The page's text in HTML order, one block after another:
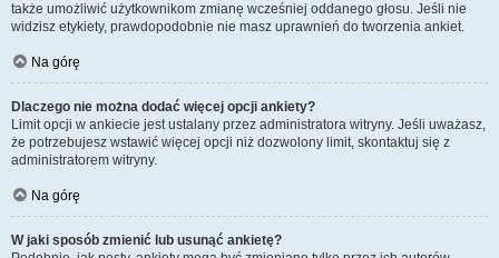
także umożliwić użytkownikom zmianę wcześniej oddanego głosu. Jeśli nie
widzisz etykiety, prawdopodobnie nie masz uprawnień do tworzenia ankiet.
Na górę
Dlaczego nie można dodać więcej opcji ankiety?
Limit opcji w ankiecie jest ustalany przez administratora witryny. Jeśli uważasz,
że potrzebujesz wstawić więcej opcji niż dozwolony limit, skontaktuj się z
administratorem witryny.
Na górę
W jaki sposób zmienić lub usunąć ankietę?